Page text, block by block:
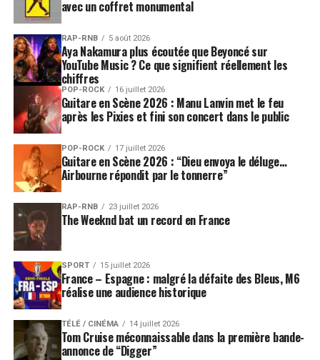
avec un coffret monumental
RAP-RNB 5 août 2026
Aya Nakamura plus écoutée que Beyoncé sur
YouTube Music ? Ce que signifient réellement les
chiffres
POP-ROCK 16 juillet 2026
Guitare en Scène 2026 : Manu Lanvin met le feu
après les Pixies et fini son concert dans le public
POP-ROCK 17 juillet 2026
Guitare en Scène 2026 : “Dieu envoya le déluge…
Airbourne répondit par le tonnerre”
RAP-RNB 23 juillet 2026
The Weeknd bat un record en France
SPORT 15 juillet 2026
France – Espagne : malgré la défaite des Bleus, M6
réalise une audience historique
TÉLÉ / CINÉMA 14 juillet 2026
Tom Cruise méconnaissable dans la première bande-
annonce de “Digger”